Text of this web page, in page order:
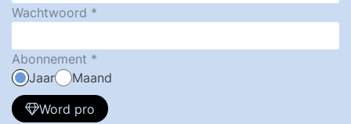
Wachtwoord
Abonnement
Jaar
Maand
Word pro